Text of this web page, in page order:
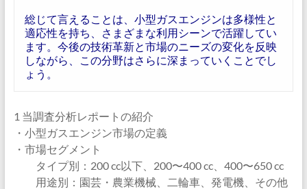
総じて言えることは、小型ガスエンジンは多様性と
適応性を持ち、さまざまな利用シーンで活躍してい
ます。今後の技術革新と市場のニーズの変化を反映
しながら、この分野はさらに深まっていくことでし
ょう。
1 当調査分析レポートの紹介
・小型ガスエンジン市場の定義
・市場セグメント
タイプ別：200 cc以下、200〜400 cc、400〜650 cc
用途別：園芸・農業機械、二輪車、発電機、その他